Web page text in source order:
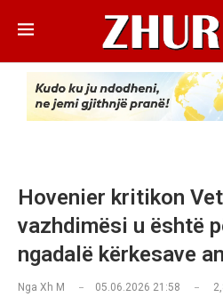
Hovenier kritikon
vazhdimësi u është
ngadalë kërkesave
Nga Xh M 05.06.2026 21:58